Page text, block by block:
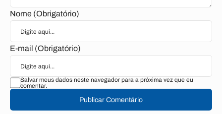
Nome (Obrigatório)
E-mail (Obrigatório)
Salvar meus dados neste navegador para a próxima vez que eu
comentar.
Publicar Comentário